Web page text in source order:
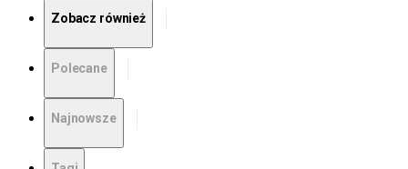
Zobacz również
Polecane
Najnowsze